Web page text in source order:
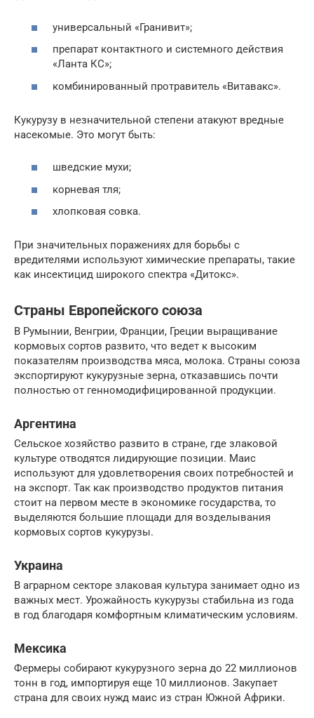
универсальный «Гранивит»;
препарат контактного и системного действия
«Ланта КС»;
комбинированный протравитель «Витавакс».
Кукурузу в незначительной степени атакуют вредные
насекомые. Это могут быть:
шведские мухи;
корневая тля;
хлопковая совка.
При значительных поражениях для борьбы с
вредителями используют химические препараты, такие
как инсектицид широкого спектра «Дитокс».
Страны Европейского союза
В Румынии, Венгрии, Франции, Греции выращивание
кормовых сортов развито, что ведет к высоким
показателям производства мяса, молока. Страны союза
экспортируют кукурузные зерна, отказавшись почти
полностью от генномодифицированной продукции.
Аргентина
Сельское хозяйство развито в стране, где злаковой
культуре отводятся лидирующие позиции. Маис
используют для удовлетворения своих потребностей и
на экспорт. Так как производство продуктов питания
стоит на первом месте в экономике государства, то
выделяются большие площади для возделывания
кормовых сортов кукурузы.
Украина
В аграрном секторе злаковая культура занимает одно из
важных мест. Урожайность кукурузы стабильна из года
в год благодаря комфортным климатическим условиям.
Мексика
Фермеры собирают кукурузного зерна до 22 миллионов
тонн в год, импортируя еще 10 миллионов. Закупает
страна для своих нужд маис из стран Южной Африки.